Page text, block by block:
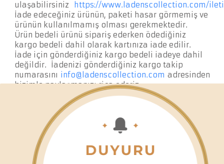
ulaşabilirsiniz
https://www.ladenscollection.com/
İade edeceğiniz ürünün, paketi hasar görmemiş ve
ürünün kullanılmamış olması gerekmektedir.
Ürün bedeli ürünü sipariş ederken ödediğiniz
kargo bedeli dahil olarak kartınıza iade edilir.
İade için gönderdiğiniz kargo bedeli iadeye dahil
değildir. İadenizi gönderdiğiniz kargo takip
numarasını info@ladenscollection.com adresinden
bizimle paylaşmanızı rica ederiz.
Ürün tarafımıza ulaştığında iade kriterleri
çerçevesinde uygun ise hesabınıza ödemenizi iade
ediyor olacağız.
Midyeli Halka Küpe için kullanıcı